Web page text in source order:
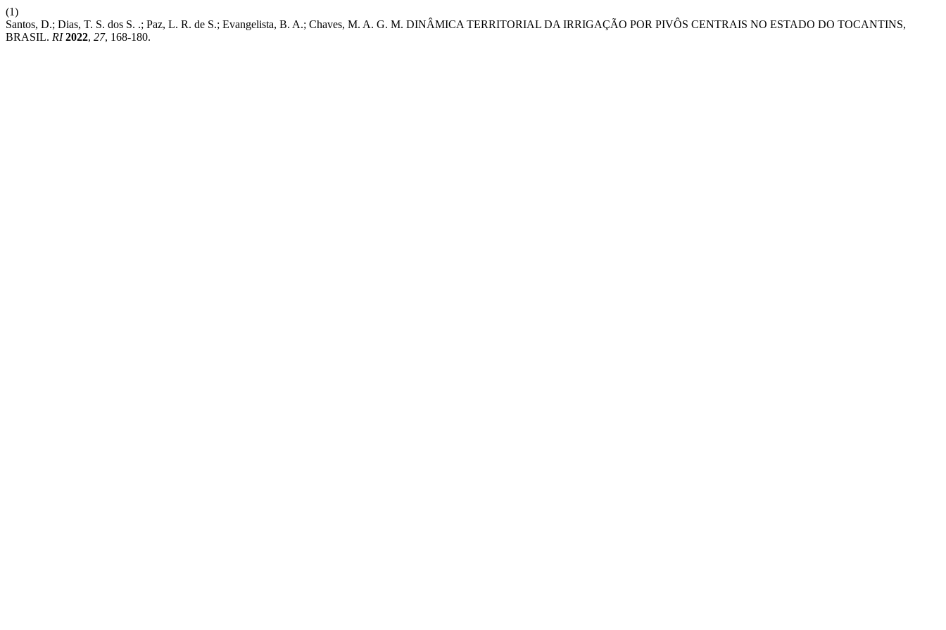
(1)
Santos, D.; Dias, T. S. dos S. .; Paz, L. R. de S.; Evangelista, B. A.; Chaves, M. A. G. M. DINÂMICA TERRITORIAL DA IRRIGAÇÃO POR PIVÔS CENTRAIS NO ESTADO DO TOCANTINS,
BRASIL. RI 2022, 27, 168-180.